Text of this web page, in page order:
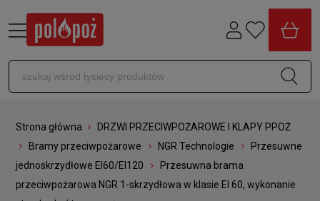
Strona główna
DRZWI PRZECIWPOŻAROWE I KLAPY PPOŻ
Bramy przeciwpożarowe
NGR Technologie
Przesuwne
jednoskrzydłowe EI60/EI120
Przesuwna brama
przeciwpożarowa NGR 1-skrzydłowa w klasie EI 60, wykonanie